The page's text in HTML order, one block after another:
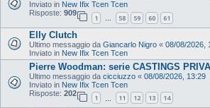
Inviato in New Ifix Tcen Tcen
Risposte: 909
1 … 58 59 60 61
Elly Clutch
Ultimo messaggio da Giancarlo Nigro « 08/08/2026,
Inviato in New Ifix Tcen Tcen
Pierre Woodman: serie CASTINGS
Ultimo messaggio da cicciuzzo « 08/08/2026, 13:29
Inviato in New Ifix Tcen Tcen
Risposte: 202
1 11 12 13 14